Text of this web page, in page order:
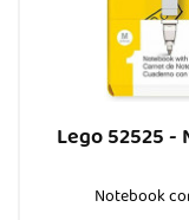
Lego 52525 -
Notebook